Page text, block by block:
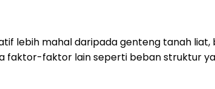
lebih mahal daripada genteng tanah liat,
faktor-faktor lain seperti beban struktur